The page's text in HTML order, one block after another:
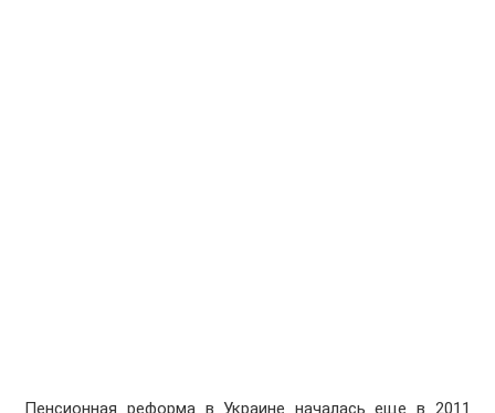
Пенсионная реформа в Украине началась еще в 2011